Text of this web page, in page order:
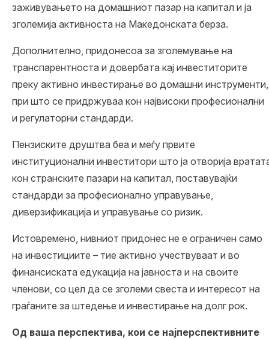
заживувањето на домашниот пазар на капитал и ја
зголемија активноста на Македонската берза.
Дополнително, придонесоа за зголемување на
транспарентноста и довербата кај инвеститорите
преку активно инвестирање во домашни инструменти,
при што се придржуваа кон највисоки професионални
и регулаторни стандарди.
Пензиските друштва беа и меѓу првите
институционални инвеститори што ја отворија
кон странските пазари на капитал, поставувајќи
стандарди за професионално управување,
диверзификација и управување со ризик.
Истовремено, нивниот придонес не е ограничен само
на инвестициите – тие активно учествуваат и во
финансиската едукација на јавноста и на своите
членови, со цел да се зголеми свеста и интересот на
граѓаните за штедење и инвестирање на долг рок.
Од ваша перспектива, кои се најперспективните